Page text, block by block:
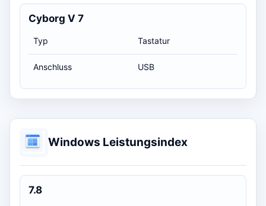
Cyborg V 7
Typ Tastatur
Anschluss USB
Windows Leistungsindex
7.8